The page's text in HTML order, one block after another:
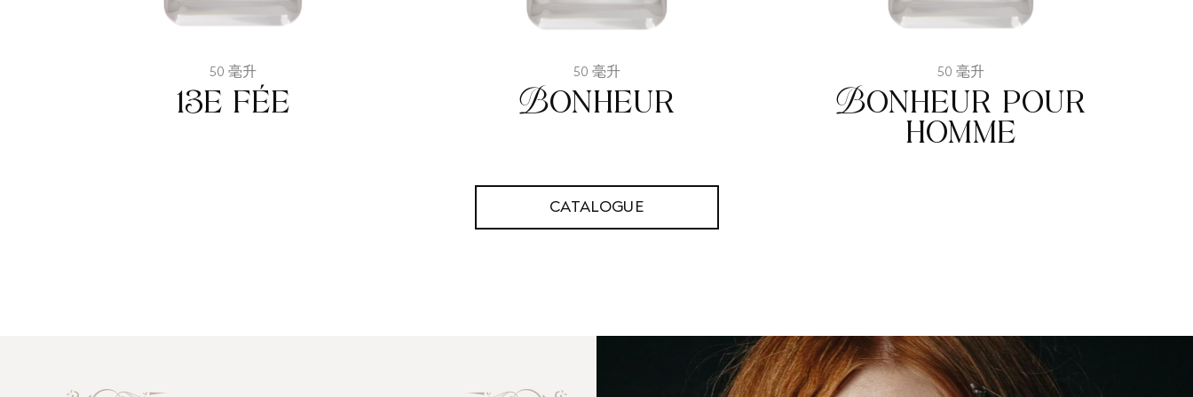
50 毫升
13e fée
50 毫升
Bonheur
50 毫升
Bonheur pour
homme
CATALOGUE